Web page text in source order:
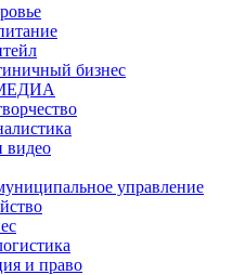
бизнес
видео
управление
и право